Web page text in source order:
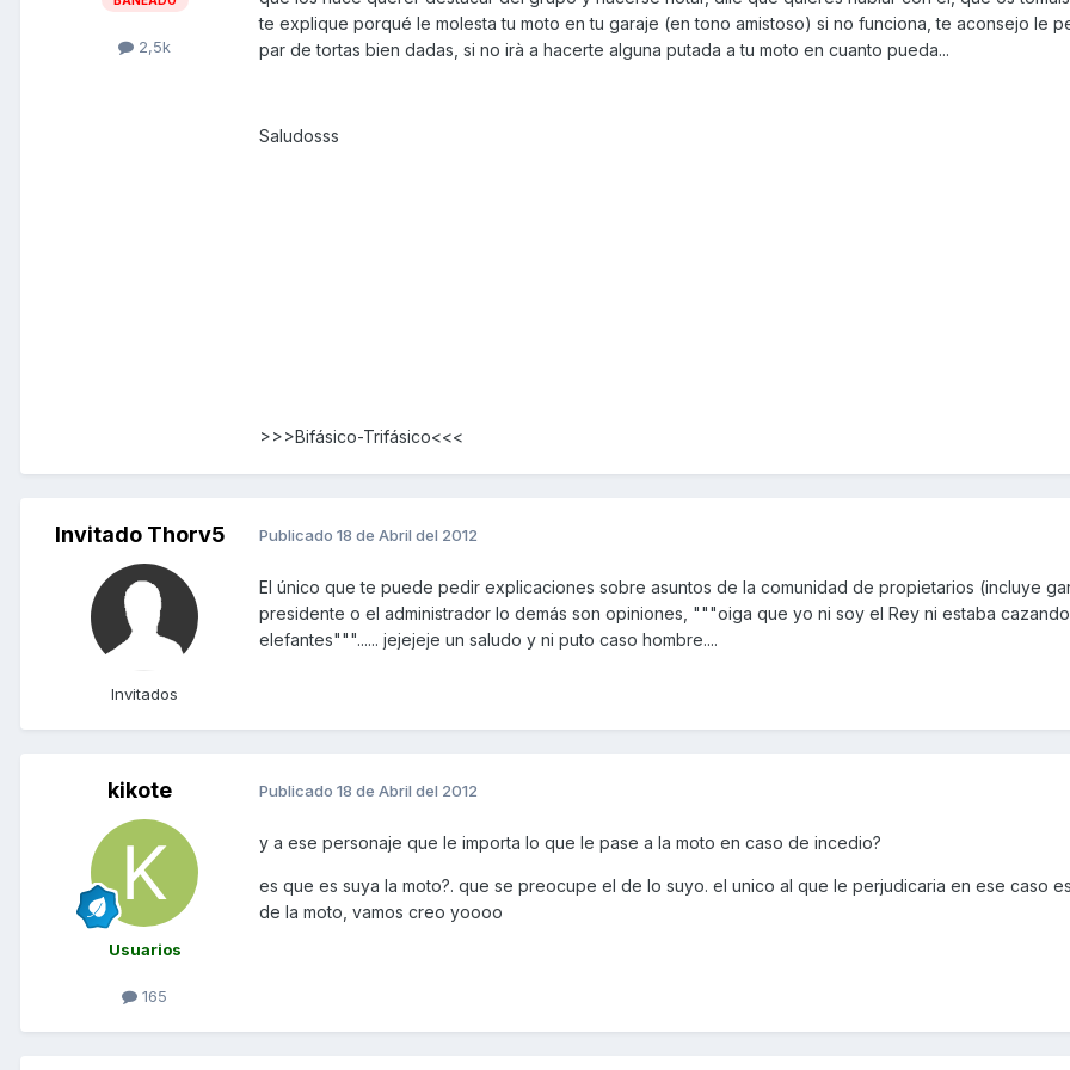
2,5k
te explique porqué le molesta tu moto en tu garaje (en tono amistoso) si no funciona, te aconsejo le
par de tortas bien dadas, si no irà a hacerte alguna putada a tu moto en cuanto pueda...
Saludosss
>>>Bifásico-Trifásico<<<
Invitado Thorv5
Invitados
Publicado 18 de Abril del 2012
El único que te puede pedir explicaciones sobre asuntos de la comunidad de propietarios (incluye
presidente o el administrador lo demás son opiniones, """oiga que yo ni soy el Rey ni estaba cazando
elefantes"""...... jejejeje un saludo y ni puto caso hombre....
kikote
Usuarios
165
Publicado 18 de Abril del 2012
y a ese personaje que le importa lo que le pase a la moto en caso de incedio?
es que es suya la moto?. que se preocupe el de lo suyo. el unico al que le perjudicaria en ese caso
de la moto, vamos creo yoooo